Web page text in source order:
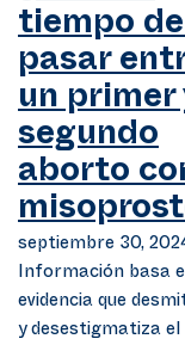
tiempo
pasar
un primer
segundo
aborto
septiembre 30,
Información basa
evidencia que
y desestigmatiza el